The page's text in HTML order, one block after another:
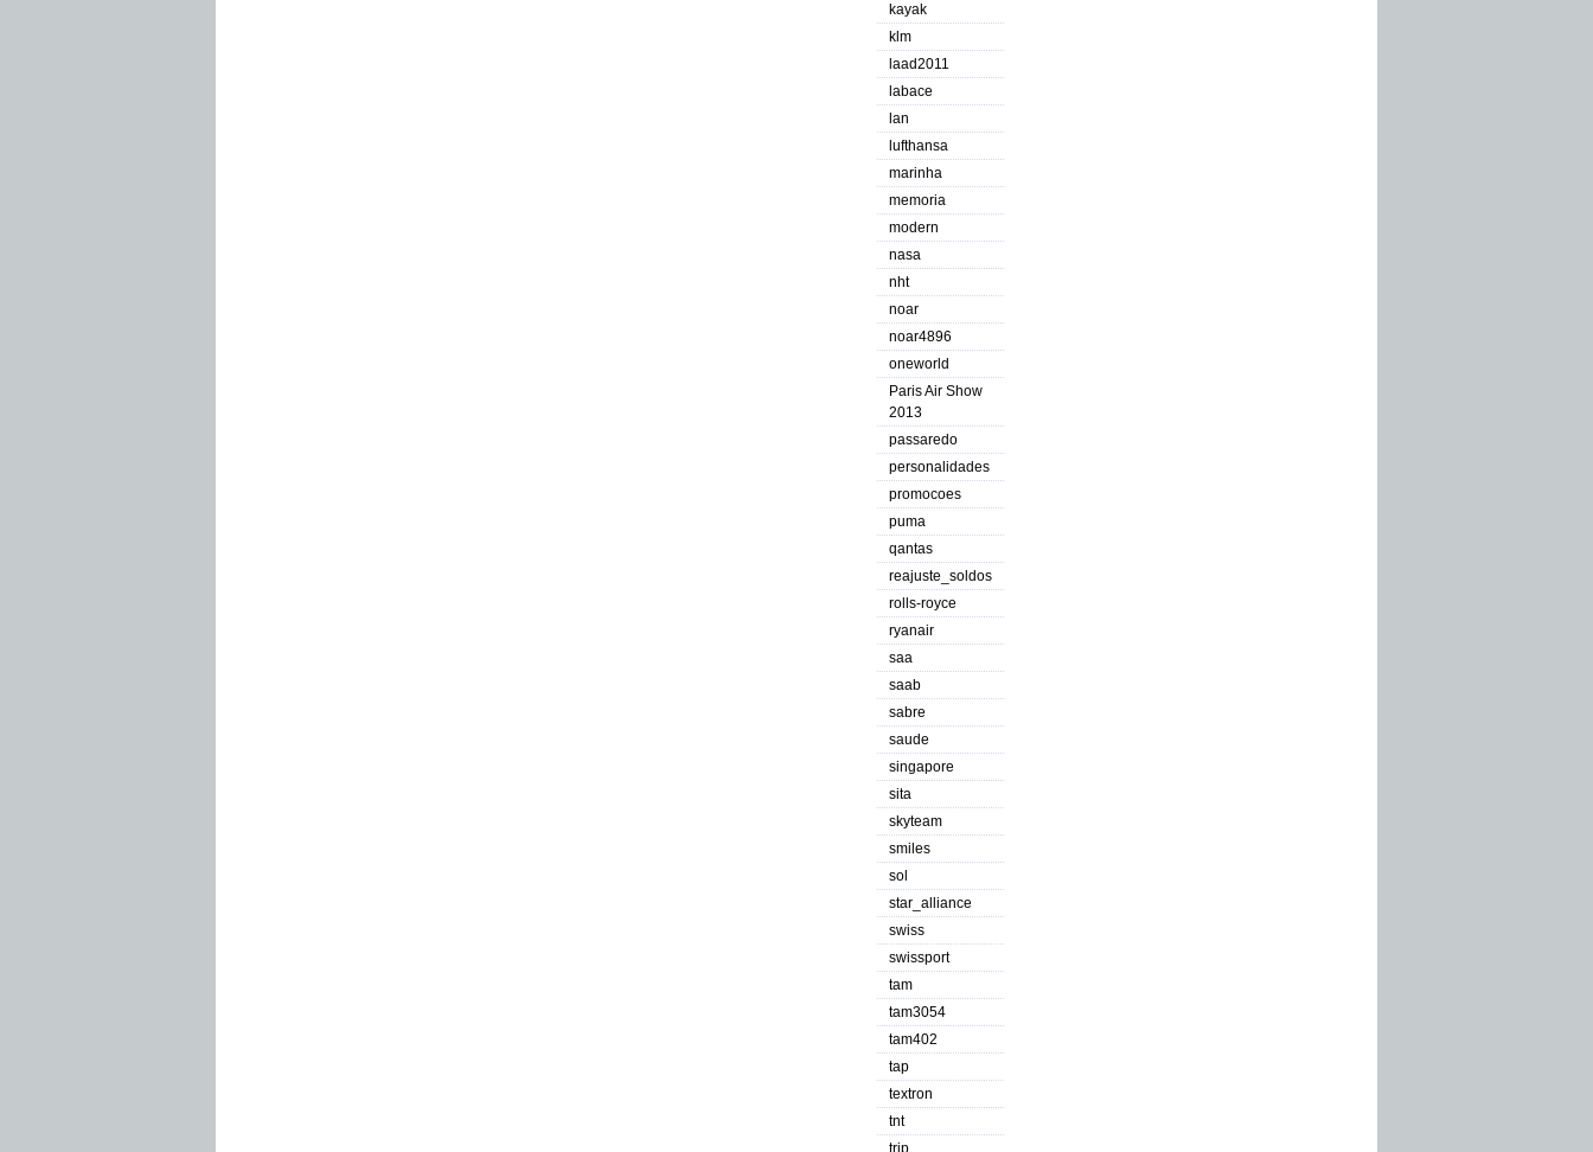
kayak
klm
laad2011
labace
lan
lufthansa
marinha
memoria
modern
nasa
nht
noar
noar4896
oneworld
Paris Air Show
2013
passaredo
personalidades
promocoes
puma
qantas
reajuste_soldos
rolls-royce
ryanair
saa
saab
sabre
saude
singapore
sita
skyteam
smiles
sol
star_alliance
swiss
swissport
tam
tam3054
tam402
tap
textron
tnt
trip